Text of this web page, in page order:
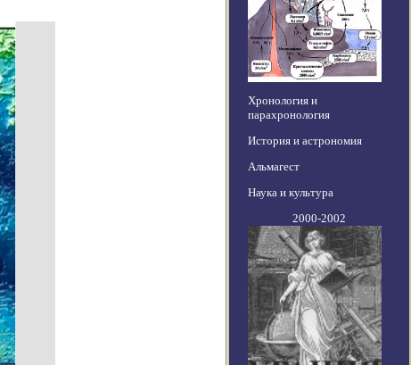
Хронология и
парахронология
История и астрономия
Альмагест
Наука и культура
2000-2002